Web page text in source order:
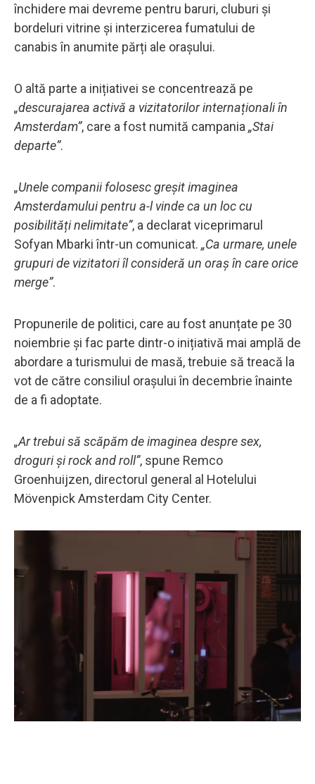
închidere mai devreme pentru baruri, cluburi și
bordeluri vitrine și interzicerea fumatului de
canabis în anumite părți ale orașului.
O altă parte a inițiativei se concentrează pe
„descurajarea activă a vizitatorilor internaționali în
Amsterdam”, care a fost numită campania „Stai
departe”.
„Unele companii folosesc greșit imaginea
Amsterdamului pentru a-l vinde ca un loc cu
posibilități nelimitate”, a declarat viceprimarul
Sofyan Mbarki într-un comunicat. „Ca urmare, unele
grupuri de vizitatori îl consideră un oraș în care orice
merge”.
Propunerile de politici, care au fost anunțate pe 30
noiembrie și fac parte dintr-o inițiativă mai amplă de
abordare a turismului de masă, trebuie să treacă la
vot de către consiliul orașului în decembrie înainte
de a fi adoptate.
„Ar trebui să scăpăm de imaginea despre sex,
droguri și rock and roll”, spune Remco
Groenhuijzen, directorul general al Hotelului
Mövenpick Amsterdam City Center.